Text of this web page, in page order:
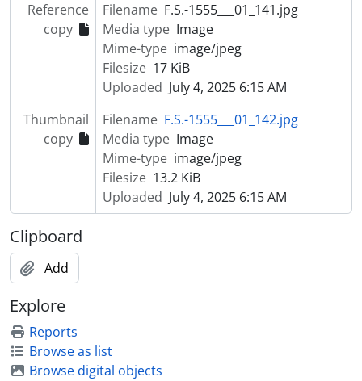
[Item] Retrato de criança com vestuário regional
[Item] Retrato de criança com vestuário de fantasia
[Item] Retrato de criança com vestuário de fantasia
[Item] Retrato de homem com cavalo
[Item] Retrato de padre
[Item] Retrato de mulher com vestuário regional
[Item] Retrato de mulher com vestuário regional
[Item] Retrato de criança com vestuário de fantasia
[Item] Retrato de aluno universitário
[Item] Retrato de jovem da Mocidade Portuguesa
[Item] Retrato de criança
[Item] Retrato de homem
[Item] Retrato de homem
Reference
copy
Filename F.S.-1555___01_141.jpg
Media type Image
Mime-type image/jpeg
Filesize 17 KiB
Uploaded July 4, 2025 6:15 AM
Thumbnail
copy
Filename F.S.-1555___01_142.jpg
Media type Image
Mime-type image/jpeg
Filesize 13.2 KiB
Uploaded July 4, 2025 6:15 AM
Clipboard
Add
Explore
Reports
Browse as list
Browse digital objects